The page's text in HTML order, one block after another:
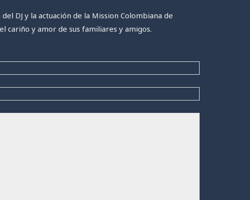
DJ y la actuación de la Mission Colombiana de
cariño y amor de sus familiares y amigos.